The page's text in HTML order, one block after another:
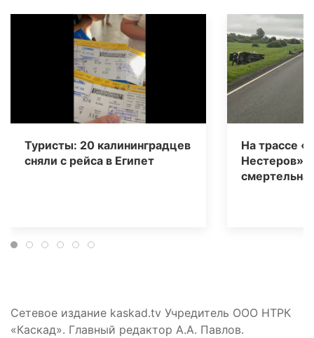
Туристы: 20 калининградцев
сняли с рейса в Египет
На трассе
Нестеров»
Сетевое издание kaskad.tv Учредитель ООО НТРК
«Каскад». Главный редактор А.А. Павлов.